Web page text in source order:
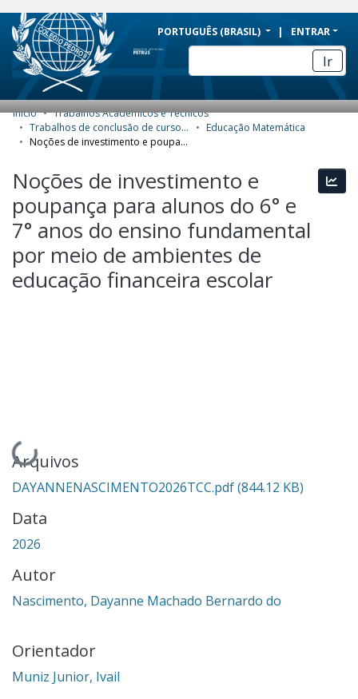
BRAZIL
Simplifique!
Comunica BR
Participe
Acesso à informação
Canais
PORTUGUÊS (BRASIL) ENTRAR
Ir
COMUNIDADES E COLEÇÕES
ESTATÍSTICAS
SOBRE
Início
Trabalhos Acadêmicos e Técnicos
Trabalhos de conclusão de curso de Especialização
Educação Matemática
Noções de investimento e poupança para alunos do 6° e 7° anos do ensino fundamental por meio de ambientes de educação financeira escolar
Noções de investimento e
poupança para alunos do 6° e
7° anos do ensino fundamental
por meio de ambientes de
educação financeira escolar
Carregando...
Arquivos
DAYANNENASCIMENTO2026TCC.pdf(844.12 KB)
Data
2026
Autor
Nascimento, Dayanne Machado Bernardo do
Orientador
Muniz Junior, Ivail